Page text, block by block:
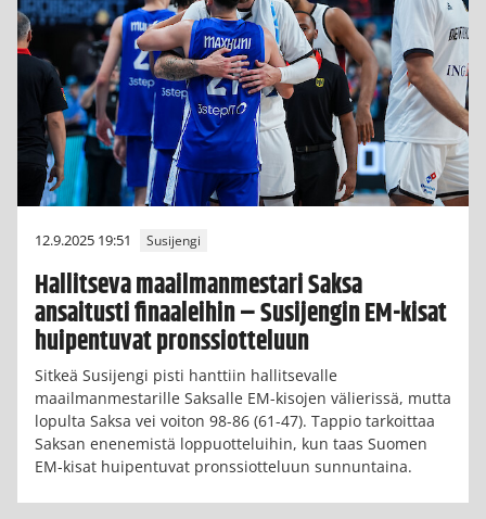
12.9.2025 19:51 Susijengi
Hallitseva maailmanmestari Saksa
ansaitusti finaaleihin – Susijengin EM-kisat
huipentuvat pronssiotteluun
Sitkeä Susijengi pisti hanttiin hallitsevalle
maailmanmestarille Saksalle EM-kisojen välierissä, mutta
lopulta Saksa vei voiton 98-86 (61-47). Tappio tarkoittaa
Saksan enenemistä loppuotteluihin, kun taas Suomen
EM-kisat huipentuvat pronssiotteluun sunnuntaina.